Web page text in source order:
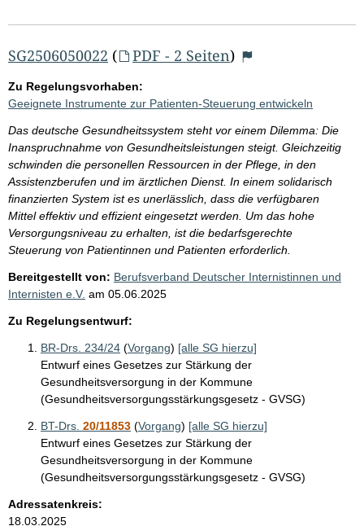
SG2506050022 ( PDF - 2 Seiten)
Zu Regelungsvorhaben:
Geeignete Instrumente zur Patienten-Steuerung entwickeln
Das deutsche Gesundheitssystem steht vor einem Dilemma: Die
Inanspruchnahme von Gesundheitsleistungen steigt. Gleichzeitig
schwinden die personellen Ressourcen in der Pflege, in den
Assistenzberufen und im ärztlichen Dienst. In einem solidarisch
finanzierten System ist es unerlässlich, dass die verfügbaren
Mittel effektiv und effizient eingesetzt werden. Um das hohe
Versorgungsniveau zu erhalten, ist die bedarfsgerechte
Steuerung von Patientinnen und Patienten erforderlich.
Bereitgestellt von: Berufsverband Deutscher Internistinnen und
Internisten e.V. am 05.06.2025
Zu Regelungsentwurf:
BR-Drs. 234/24 (Vorgang) [alle SG hierzu]
Entwurf eines Gesetzes zur Stärkung der
Gesundheitsversorgung in der Kommune
(Gesundheitsversorgungsstärkungsgesetz - GVSG)
BT-Drs. 20/11853 (Vorgang) [alle SG hierzu]
Entwurf eines Gesetzes zur Stärkung der
Gesundheitsversorgung in der Kommune
(Gesundheitsversorgungsstärkungsgesetz - GVSG)
Adressatenkreis:
18.03.2025